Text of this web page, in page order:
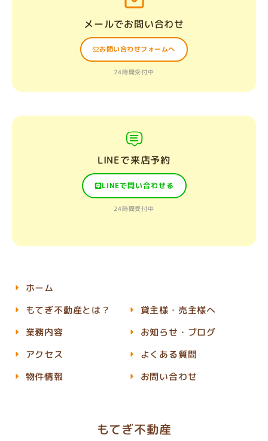
メールでお問い合わせ
お問い合わせフォームへ
24時間受付中
LINEで来店予約
LINEで問い合わせる
24時間受付中
もてぎ不動産
ホーム
もてぎ不動産とは？
業務内容
アクセス
物件情報
貸主様・売主様へ
お知らせ・ブログ
よくある質問
お問い合わせ